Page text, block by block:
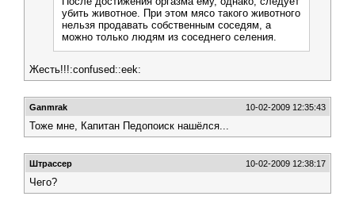
убить животное. При этом мясо такого животного
нельзя продавать собственным соседям, а
можно только людям из соседнего селения.
Жесть!!!:confused::eek:
Ganmrak 10-02-2009 12:35:43
Тоже мне, Капитан Педопоиск нашёлся...
Штрассер 10-02-2009 12:38:17
Чего?